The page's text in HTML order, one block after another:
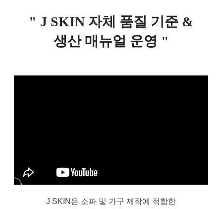
" J SKIN 자체 품질 기준 &
생산 매뉴얼 운영 "
J SKIN은 소파 및 가구 제작에 적합한